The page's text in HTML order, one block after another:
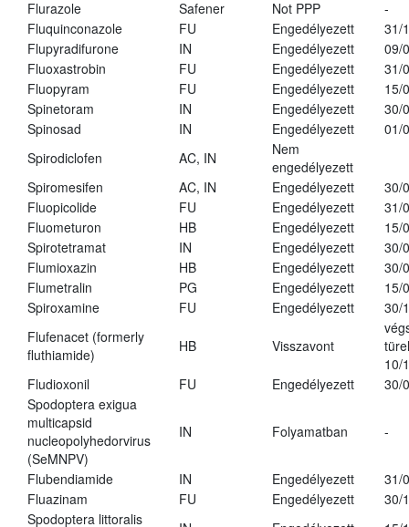
Flurazole
Safener Not PPP
-
Fluquinconazole
FU Engedélyezett
31/
Flupyradifurone
IN Engedélyezett
09/
Fluoxastrobin
FU Engedélyezett
31/
Fluopyram
FU Engedélyezett
15/
Spinetoram
IN Engedélyezett
30/
Spinosad
IN Engedélyezett
01/
Spirodiclofen
AC, IN
Nem
engedélyezett
Spiromesifen
AC, IN Engedélyezett
30/
Fluopicolide
FU Engedélyezett
31/
Fluometuron
HB Engedélyezett
15/
Spirotetramat
IN Engedélyezett
30/
Flumioxazin
HB Engedélyezett
30/
Flumetralin
PG Engedélyezett
15/
Spiroxamine
FU Engedélyezett
30/
Flufenacet (formerly
fluthiamide)
HB Visszavont
10/
Fludioxonil
FU Engedélyezett
30/
Spodoptera exigua
multicapsid
nucleopolyhedorvirus
(SeMNPV)
IN Folyamatban -
Flubendiamide IN Engedélyezett
31/
Fluazinam
FU Engedélyezett
30/
Spodoptera littoralis